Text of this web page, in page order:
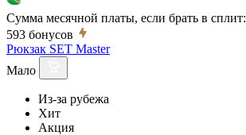
Сумма месячной платы, если брать в сплит:
593 бонусов
Рюкзак SET Master
Мало
Из-за рубежа
Хит
Акция